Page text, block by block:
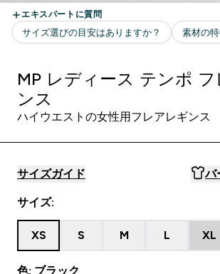
MP レディース テンポ
ンス
ハイウエストの女性用フレアレギンス
サイズガイド バ
サイズ:
XS S M L XL
色: ブラック